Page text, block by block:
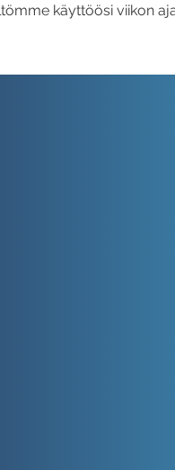
käyttöösi viikon